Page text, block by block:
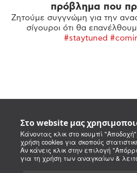
Στο website μας
Κάνοντας κλικ στο κουμπί
χρήση cookies για σκοπούς
Αν κάνεις κλικ στην επιλογή
για τη χρήση των αναγκαίων &
πρόβλημα που
Ζητούμε συγγνώμη για την
σίγουροι ότι θα
#staytuned